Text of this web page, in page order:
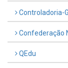
Controladoria-
Confederação
QEdu